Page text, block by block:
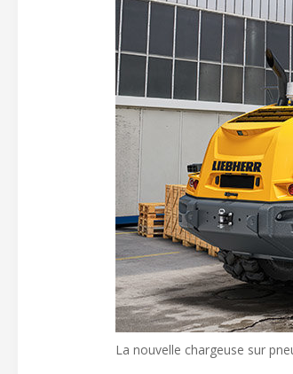
La nouvelle chargeuse sur